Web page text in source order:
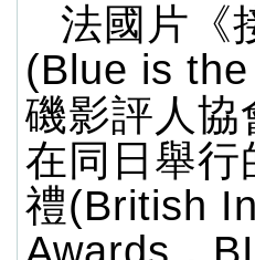
法國片《
(Blue is
磯影評人協
在同日舉行
禮(British